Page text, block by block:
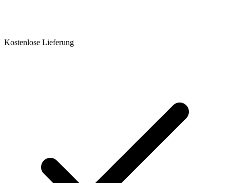
Kostenlose Lieferung